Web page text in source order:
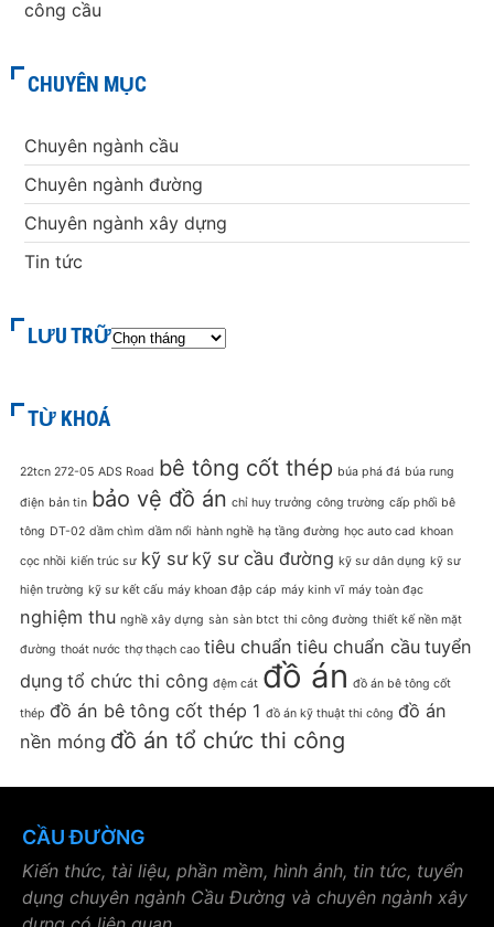
công cầu
CHUYÊN MỤC
Chuyên ngành cầu
Chuyên ngành đường
Chuyên ngành xây dựng
Tin tức
LƯU TRỮ
TỪ KHOÁ
22tcn 272-05 ADS Road bê tông cốt thép búa phá đá búa rung
điện bản tin bảo vệ đồ án chỉ huy trưởng công trường cấp phối bê
tông DT-02 dầm chìm dầm nổi hành nghề hạ tầng đường học auto cad khoan
cọc nhồi kiến trúc sư kỹ sư kỹ sư cầu đường kỹ sư dân dụng kỹ sư
hiện trường kỹ sư kết cấu máy khoan đập cáp máy kinh vĩ máy toàn đạc
nghiệm thu nghề xây dựng sàn sàn btct thi công đường thiết kế nền mặt
đường thoát nước thợ thạch cao tiêu chuẩn tiêu chuẩn cầu tuyển
dụng tổ chức thi công đệm cát đồ án đồ án bê tông cốt
thép đồ án bê tông cốt thép 1 đồ án kỹ thuật thi công đồ án
nền móng đồ án tổ chức thi công
CẦU ĐƯỜNG
Kiến thức, tài liệu, phần mềm, hình ảnh, tin tức, tuyển
dụng chuyên ngành Cầu Đường và chuyên ngành xây